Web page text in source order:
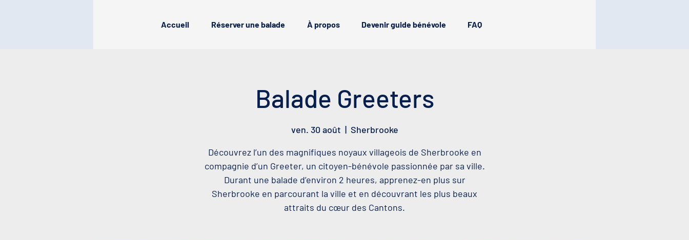
Accueil Réserver une balade À propos Devenir guide bénévole FAQ
Balade Greeters
ven. 30 août
  |
Sherbrooke
Découvrez l’un des magnifiques noyaux villageois de Sherbrooke en
compagnie d’un Greeter, un citoyen-bénévole passionnée par sa ville.
Durant une balade d’environ 2 heures, apprenez-en plus sur
Sherbrooke en parcourant la ville et en découvrant les plus beaux
attraits du cœur des Cantons.